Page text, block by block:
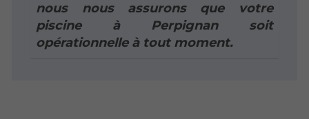
nous nous assurons que votre
piscine à Perpignan soit
opérationnelle à tout moment.